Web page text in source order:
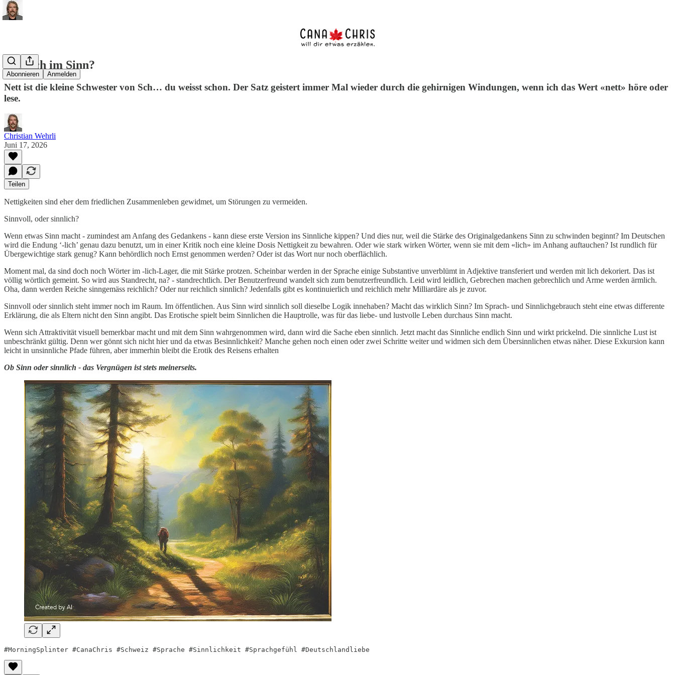
Abonnieren Anmelden
Sinnlich im Sinn?
Nett ist die kleine Schwester von Sch… du weisst schon. Der Satz geistert immer Mal wieder durch die gehirnigen Windungen, wenn ich das Wert «nett» höre oder
lese.
Christian Wehrli
Juni 17, 2026
Teilen
Nettigkeiten sind eher dem friedlichen Zusammenleben gewidmet, um Störungen zu vermeiden.
Sinnvoll, oder sinnlich?
Wenn etwas Sinn macht - zumindest am Anfang des Gedankens - kann diese erste Version ins Sinnliche kippen? Und dies nur, weil die Stärke des Originalgedankens Sinn zu schwinden beginnt? Im Deutschen
wird die Endung ‘-lich’ genau dazu benutzt, um in einer Kritik noch eine kleine Dosis Nettigkeit zu bewahren. Oder wie stark wirken Wörter, wenn sie mit dem «lich» im Anhang auftauchen? Ist rundlich für
Übergewichtige stark genug? Kann behördlich noch Ernst genommen werden? Oder ist das Wort nur noch oberflächlich.
Moment mal, da sind doch noch Wörter im -lich-Lager, die mit Stärke protzen. Scheinbar werden in der Sprache einige Substantive unverblümt in Adjektive transferiert und werden mit lich dekoriert. Das ist
völlig wörtlich gemeint. So wird aus Standrecht, na? - standrechtlich. Der Benutzerfreund wandelt sich zum benutzerfreundlich. Leid wird leidlich, Gebrechen machen gebrechlich und Arme werden ärmlich.
Oha, dann werden Reiche sinngemäss reichlich? Oder nur reichlich sinnlich? Jedenfalls gibt es kontinuierlich und reichlich mehr Milliardäre als je zuvor.
Sinnvoll oder sinnlich steht immer noch im Raum. Im öffentlichen. Aus Sinn wird sinnlich soll dieselbe Logik innehaben? Macht das wirklich Sinn? Im Sprach- und Sinnlichgebrauch steht eine etwas differente
Erklärung, die als Eltern nicht den Sinn angibt. Das Erotische spielt beim Sinnlichen die Hauptrolle, was für das liebe- und lustvolle Leben durchaus Sinn macht.
Wenn sich Attraktivität visuell bemerkbar macht und mit dem Sinn wahrgenommen wird, dann wird die Sache eben sinnlich. Jetzt macht das Sinnliche endlich Sinn und wirkt prickelnd. Die sinnliche Lust ist
unbeschränkt gültig. Denn wer gönnt sich nicht hier und da etwas Besinnlichkeit? Manche gehen noch einen oder zwei Schritte weiter und widmen sich dem Übersinnlichen etwas näher. Diese Exkursion kann
leicht in unsinnliche Pfade führen, aber immerhin bleibt die Erotik des Reisens erhalten
Ob Sinn oder sinnlich - das Vergnügen ist stets meinerseits.
#MorningSplinter #CanaChris #Schweiz #Sprache #Sinnlichkeit #Sprachgefühl #Deutschlandliebe